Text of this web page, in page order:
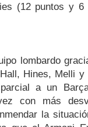
(12 puntos y
lombardo
Hines, Melli
a un
con más
la